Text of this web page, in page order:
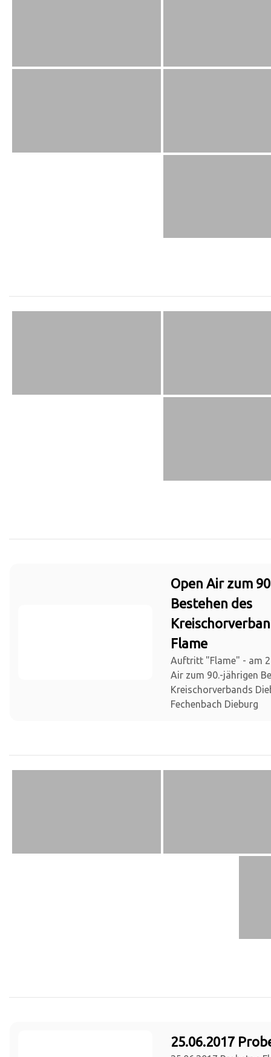
Open Air zum
Bestehen des
Flame
Auftritt "Flame" - am
Air zum 90.-jährigen
Kreischorverbands
Fechenbach Dieburg
25.06.2017